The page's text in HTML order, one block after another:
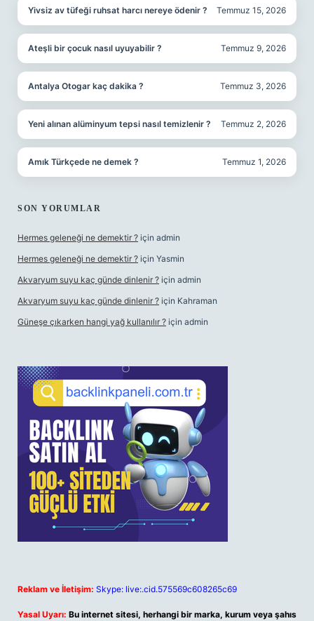
Yivsiz av tüfeği ruhsat harcı nereye ödenir ? Temmuz 15, 2026
Ateşli bir çocuk nasıl uyuyabilir ? Temmuz 9, 2026
Antalya Otogar kaç dakika ? Temmuz 3, 2026
Yeni alınan alüminyum tepsi nasıl temizlenir ? Temmuz 2, 2026
Amık Türkçede ne demek ? Temmuz 1, 2026
SON YORUMLAR
Hermes geleneği ne demektir ? için admin
Hermes geleneği ne demektir ? için Yasmin
Akvaryum suyu kaç günde dinlenir ? için admin
Akvaryum suyu kaç günde dinlenir ? için Kahraman
Güneşe çıkarken hangi yağ kullanılır ? için admin
Reklam ve İletişim: Skype: live:.cid.575569c608265c69
Yasal Uyarı: Bu internet sitesi, herhangi bir marka, kurum veya şahıs